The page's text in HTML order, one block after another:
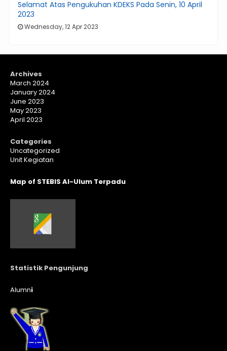
Selamat Atas Pengukuhan KDEKS Pada Senin, 10 April
2023
Wednesday, 12 Apr 2023
Archives
March 2024
January 2024
June 2023
May 2023
April 2023
Categories
Uncategorized
Unit Kegiatan
Map of STEBIS Al-Ulum Terpadu
Statistik Pengunjung
Alumni